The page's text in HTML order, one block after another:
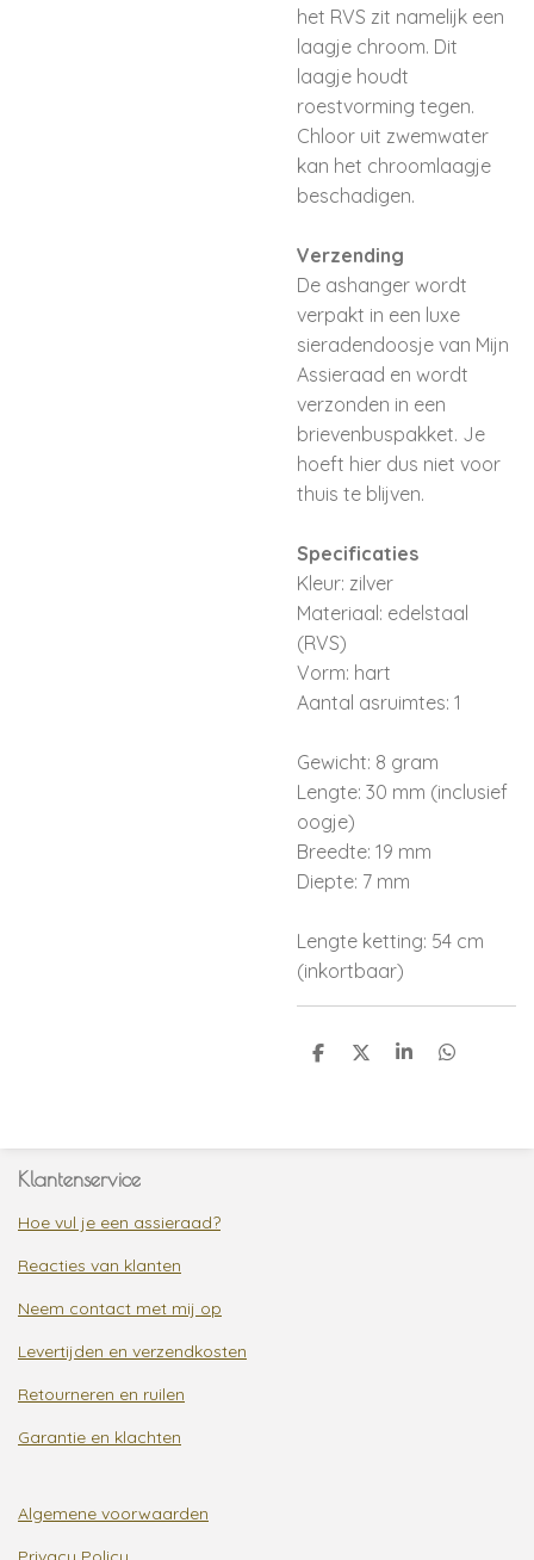
het RVS zit namelijk een
laagje chroom. Dit
laagje houdt
roestvorming tegen.
Chloor uit zwemwater
kan het chroomlaagje
beschadigen.
Verzending
De ashanger wordt
verpakt in een luxe
sieradendoosje van Mijn
Assieraad en wordt
verzonden in een
brievenbuspakket. Je
hoeft hier dus niet voor
thuis te blijven.
Specificaties
Kleur: zilver
Materiaal: edelstaal
(RVS)
Vorm: hart
Aantal asruimtes: 1
Gewicht: 8 gram
Lengte: 30 mm (inclusief
oogje)
Breedte: 19 mm
Diepte: 7 mm
Lengte ketting: 54 cm
(inkortbaar)
D
D
S
D
Klantenservice
Hoe vul je een assieraad?
Reacties van klanten
Neem contact met mij op
Levertijden en verzendkosten
Retourneren en ruilen
Garantie en klachten
Algemene voorwaarden